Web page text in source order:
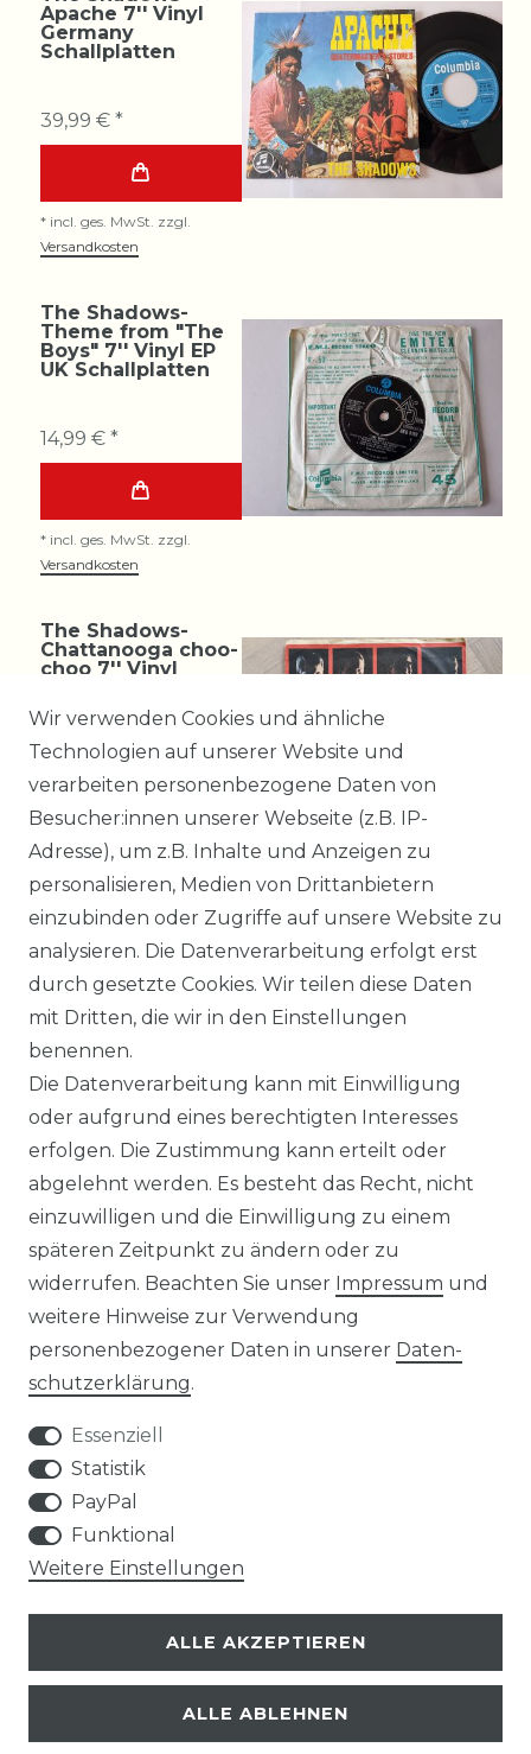
Apache 7'' Vinyl
Germany
Schallplatten
39,99 € *
* incl. ges. MwSt. zzgl.
Versandkosten
The Shadows-
Theme from "The
Boys" 7'' Vinyl EP
UK Schallplatten
14,99 € *
* incl. ges. MwSt. zzgl.
Versandkosten
The Shadows-
Chattanooga choo-
choo 7'' Vinyl
Schallplatten
7,99 € *
incl. ges. MwSt.
zzgl.
Impressum Daten­schutz­erklärung
AGB Widerrufs­recht
Kontakt
SERVICE
VERSANDKOSTEN
AN- UND VERKAUF VON TONTRÄGERN
Wir verwenden Cookies und ähnliche
Technologien auf unserer Website und
verarbeiten personenbezogene Daten von
Besucher:innen unserer Webseite (z.B. IP-
Adresse), um z.B. Inhalte und Anzeigen zu
personalisieren, Medien von Drittanbietern
einzubinden oder Zugriffe auf unsere Website zu
analysieren. Die Datenverarbeitung erfolgt erst
durch gesetzte Cookies. Wir teilen diese Daten
mit Dritten, die wir in den Einstellungen
benennen.
Die Datenverarbeitung kann mit Einwilligung
oder aufgrund eines berechtigten Interesses
erfolgen. Die Zustimmung kann erteilt oder
abgelehnt werden. Es besteht das Recht, nicht
einzuwilligen und die Einwilligung zu einem
späteren Zeitpunkt zu ändern oder zu
widerrufen. Beachten Sie unser Impressum und
weitere Hinweise zur Verwendung
personenbezogener Daten in unserer Daten­
schutz­erklärung.
Essenziell
Statistik
PayPal
Funktional
Weitere Einstellungen
ALLE AKZEPTIEREN
ALLE ABLEHNEN